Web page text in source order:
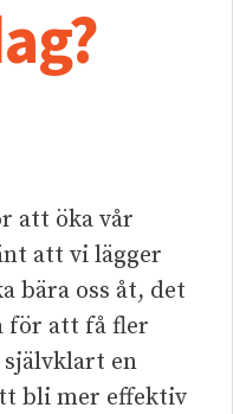
att öka vår
att vi lägger
bära oss åt, det
för att få fler
självklart en
bli mer effektiv